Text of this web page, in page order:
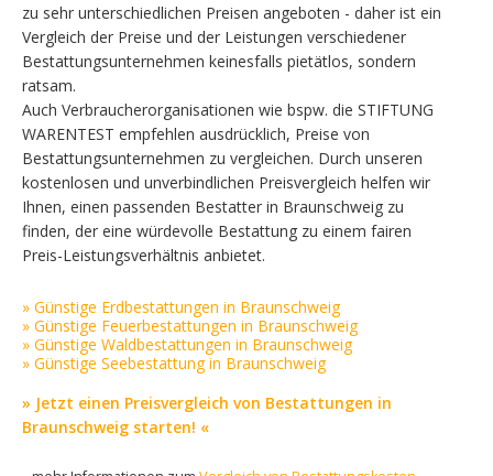
zu sehr unterschiedlichen Preisen angeboten - daher ist ein
Vergleich der Preise und der Leistungen verschiedener
Bestattungsunternehmen keinesfalls pietätlos, sondern
ratsam.
Auch Verbraucherorganisationen wie bspw. die STIFTUNG
WARENTEST empfehlen ausdrücklich, Preise von
Bestattungsunternehmen zu vergleichen. Durch unseren
kostenlosen und unverbindlichen Preisvergleich helfen wir
Ihnen, einen passenden Bestatter in Braunschweig zu
finden, der eine würdevolle Bestattung zu einem fairen
Preis-Leistungsverhältnis anbietet.
» Günstige Erdbestattungen in Braunschweig
» Günstige Feuerbestattungen in Braunschweig
» Günstige Waldbestattungen in Braunschweig
» Günstige Seebestattung in Braunschweig
» Jetzt einen Preisvergleich von Bestattungen in
Braunschweig starten! «